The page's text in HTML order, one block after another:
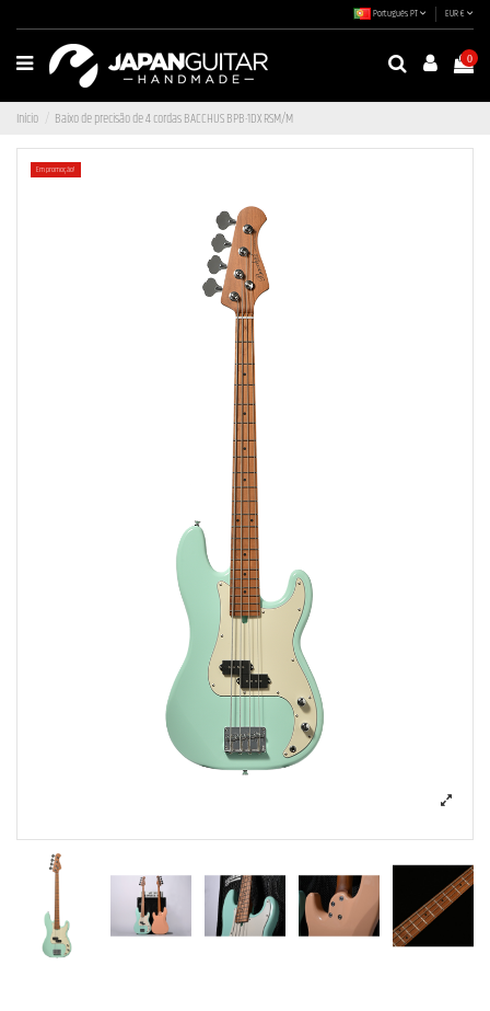
Português PT EUR €
0
Início Baixo de precisão de 4 cordas BACCHUS BPB-1DX RSM/M
Em promoção!